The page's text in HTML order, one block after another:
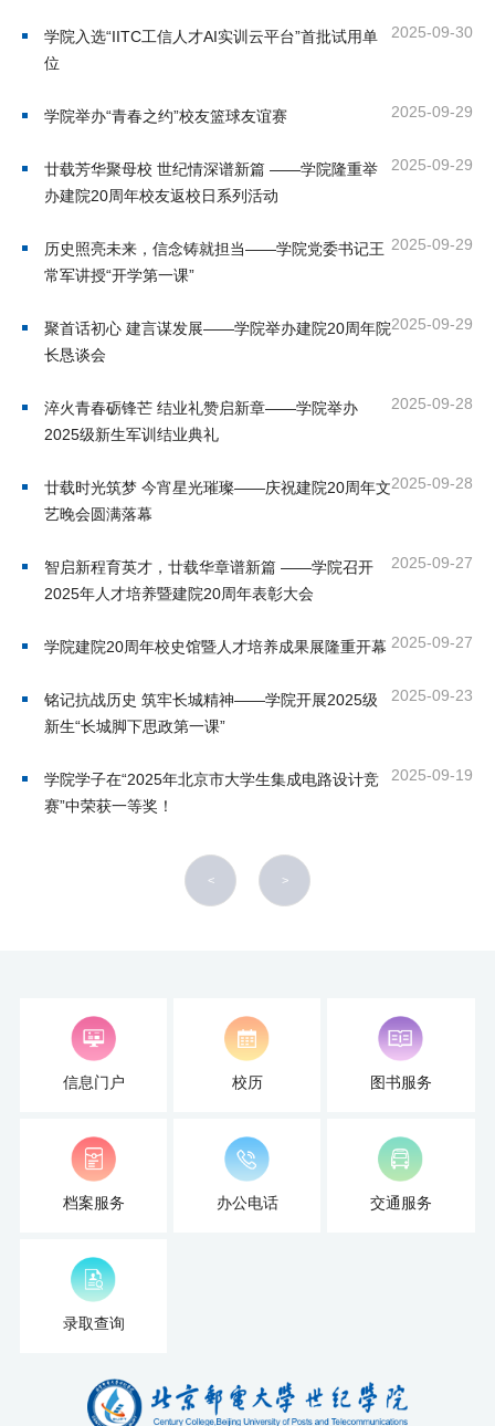
息
2025-09-30
学院入选“IITC工信人才AI实训云平台”首批试用单
位
2025-09-29
学院举办“青春之约”校友篮球友谊赛
2025-09-29
廿载芳华聚母校 世纪情深谱新篇 ——学院隆重举
办建院20周年校友返校日系列活动
2025-09-29
历史照亮未来，信念铸就担当——学院党委书记王
常军讲授“开学第一课”
2025-09-29
聚首话初心 建言谋发展——学院举办建院20周年院
长恳谈会
2025-09-28
淬火青春砺锋芒 结业礼赞启新章——学院举办
2025级新生军训结业典礼
2025-09-28
廿载时光筑梦 今宵星光璀璨——庆祝建院20周年文
艺晚会圆满落幕
2025-09-27
智启新程育英才，廿载华章谱新篇 ——学院召开
2025年人才培养暨建院20周年表彰大会
2025-09-27
学院建院20周年校史馆暨人才培养成果展隆重开幕
2025-09-23
铭记抗战历史 筑牢长城精神——学院开展2025级
新生“长城脚下思政第一课”
2025-09-19
学院学子在“2025年北京市大学生集成电路设计竞
赛”中荣获一等奖！
< >
信息门户 校历 图书服务
档案服务 办公电话 交通服务
录取查询